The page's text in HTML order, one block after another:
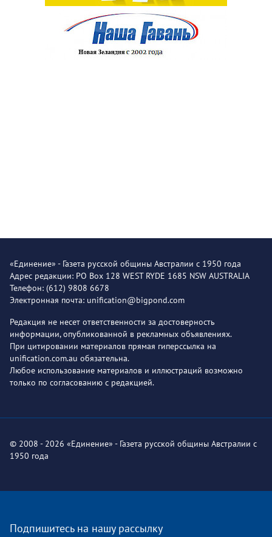
«Единение» - Газета русской общины Австралии с 1950 года
Адрес редакции: PO Box 128 WEST RYDE 1685 NSW AUSTRALIA
Телефон: (612) 9808 6678
Электронная почта: unification@bigpond.com
Редакция не несет ответственности за достоверность
информации, опубликованной в рекламных объявлениях.
При цитировании материалов прямая гиперссылка на
unification.com.au обязательна.
Любое использование материалов и иллюстраций возможно
только по согласованию с редакцией.
© 2008 - 2026 «Единение» - Газета русской общины Австралии с
1950 года
Подпишитесь на нашу рассылку